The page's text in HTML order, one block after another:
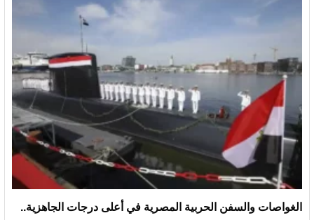
الغواصات والسفن الحربية المصرية في أعلى درجات الجاهزية..